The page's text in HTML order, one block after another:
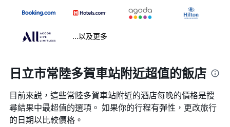
...以及更多
日立市常陸多賀車站附近超值的飯店
目前來説，這些常陸多賀車站​附近的​酒店每晚的價格是搜
尋結果中最超值的選項。 如果你的行程有彈性，更改旅行
的日期以比較價格。